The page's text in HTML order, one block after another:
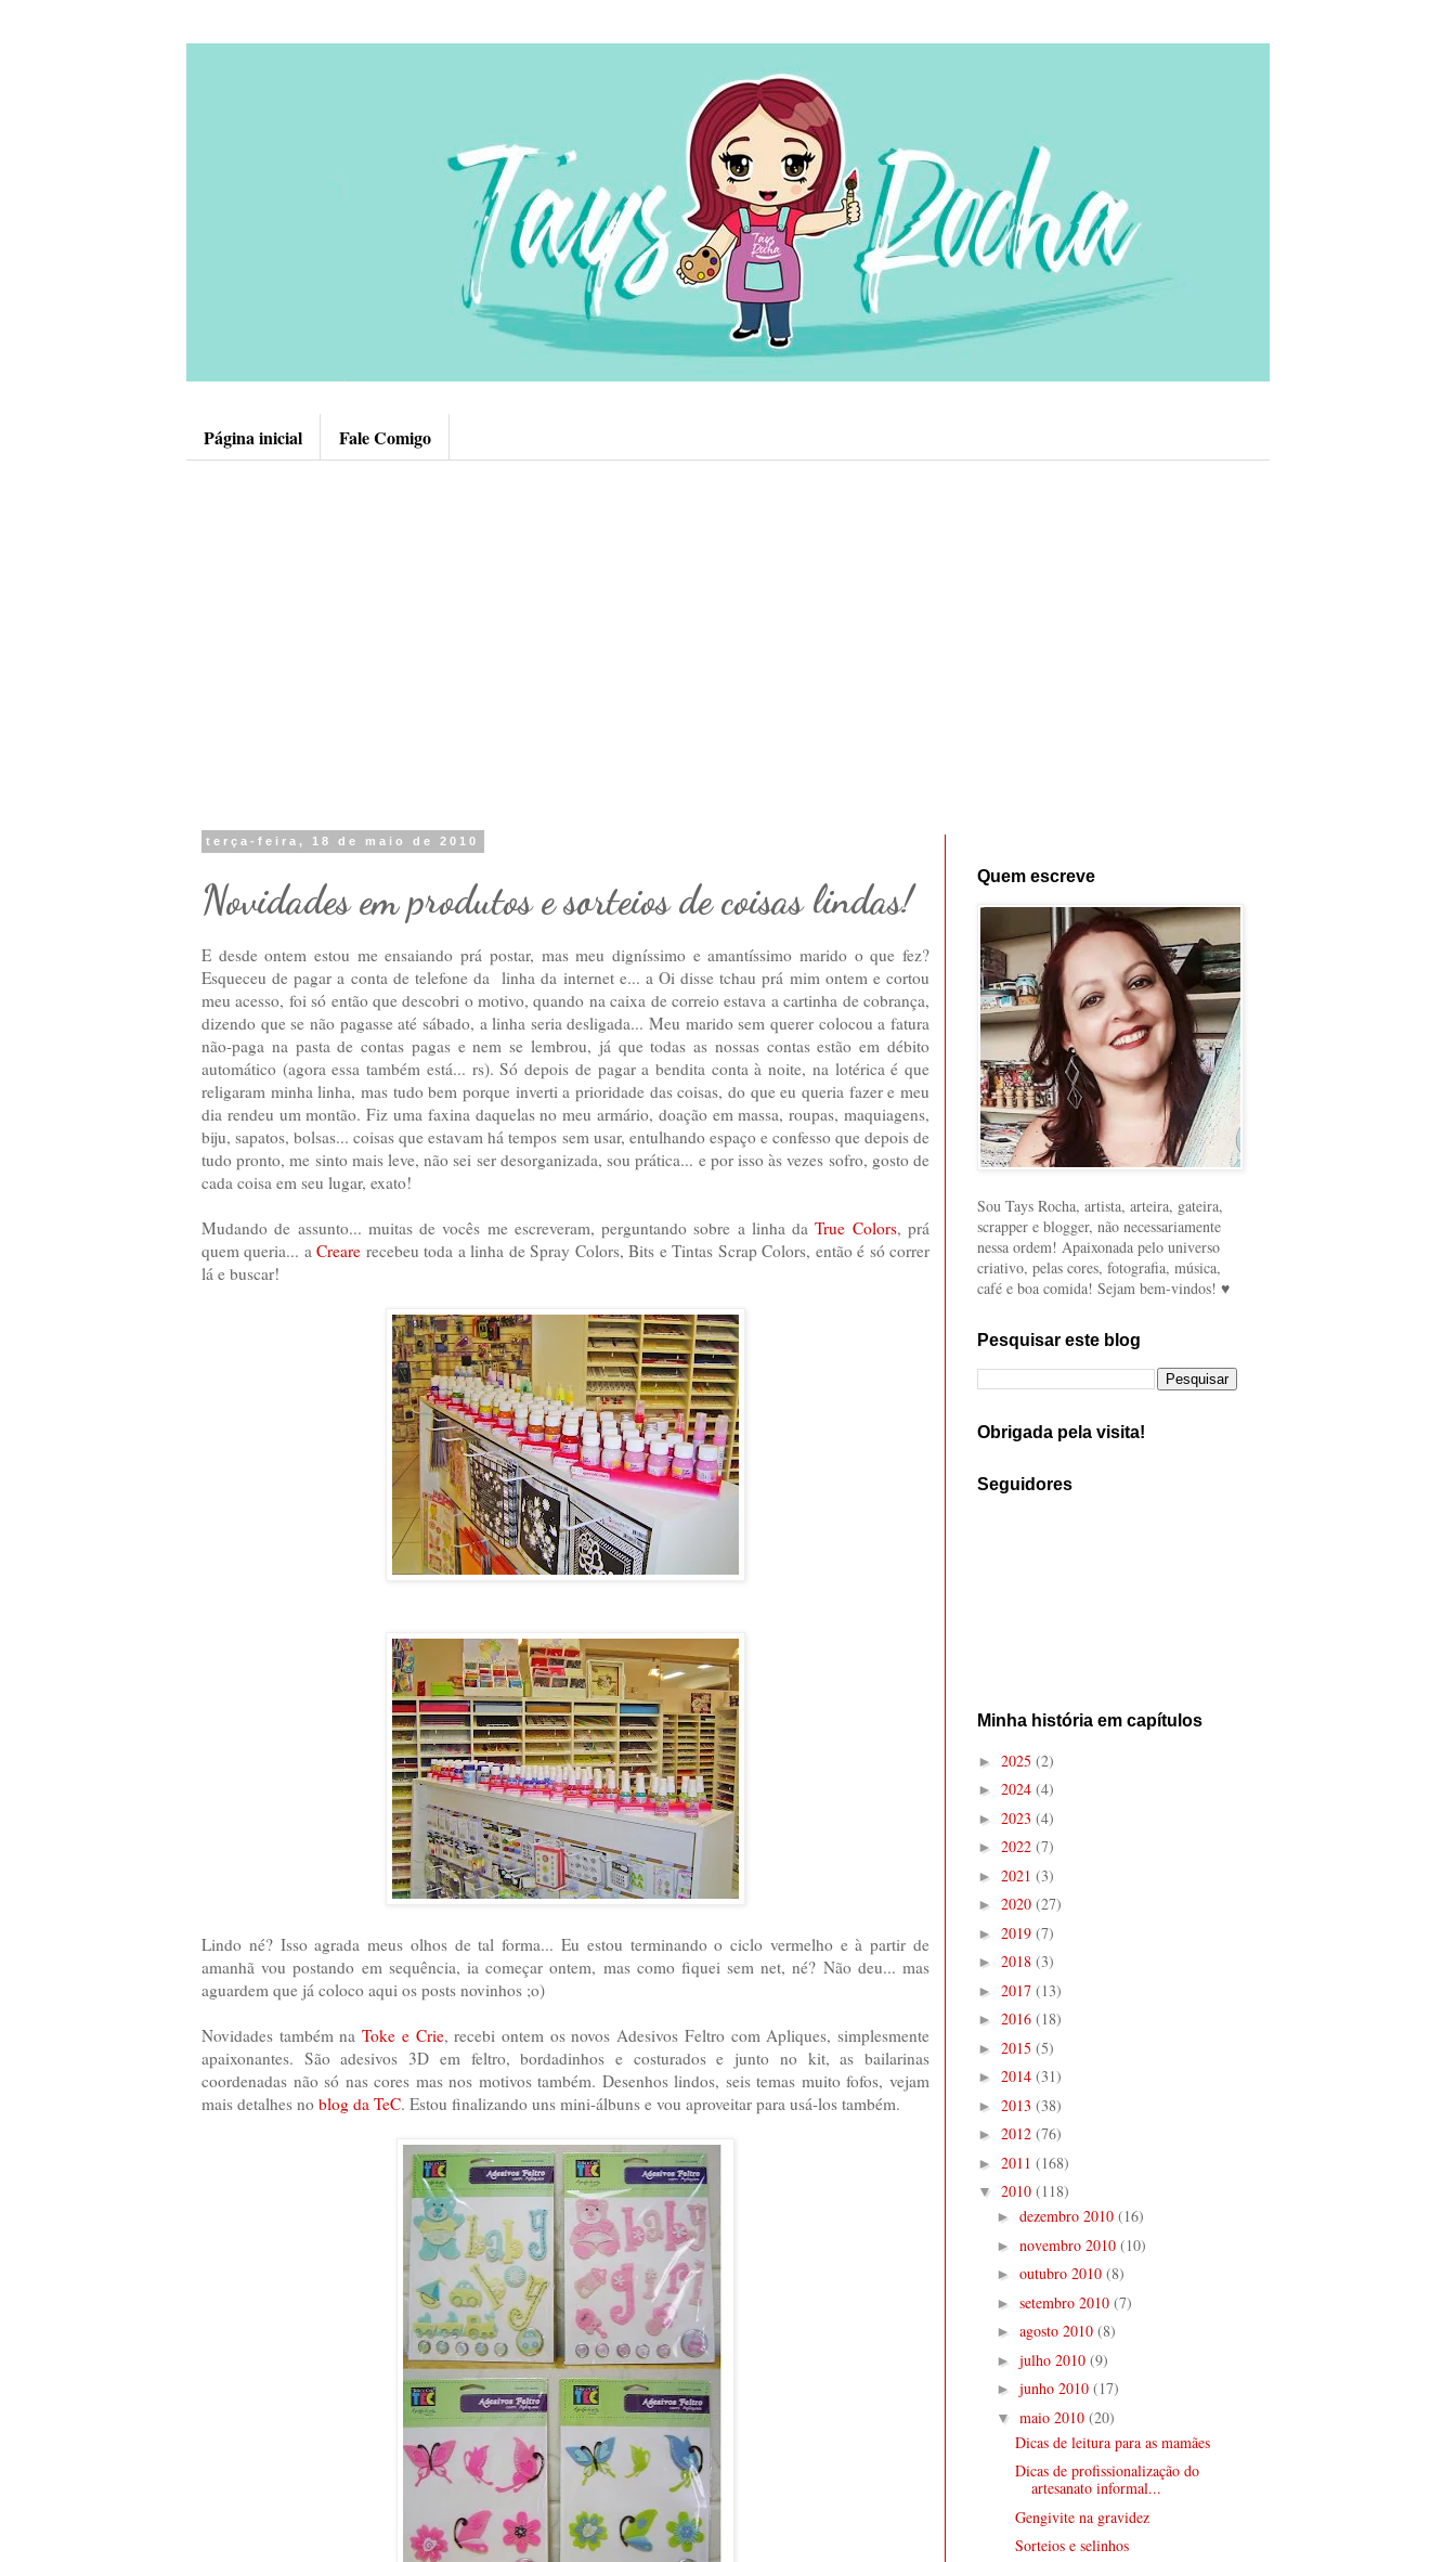
Página inicial Fale Comigo
terça-feira, 18 de maio de 2010
Novidades em produtos e sorteios de coisas lindas!
E desde ontem estou me ensaiando prá postar, mas meu digníssimo e amantíssimo marido o que fez?
Esqueceu de pagar a conta de telefone da linha da internet e... a Oi disse tchau prá mim ontem e cortou
meu acesso, foi só então que descobri o motivo, quando na caixa de correio estava a cartinha de cobrança,
dizendo que se não pagasse até sábado, a linha seria desligada... Meu marido sem querer colocou a fatura
não-paga na pasta de contas pagas e nem se lembrou, já que todas as nossas contas estão em débito
automático (agora essa também está... rs). Só depois de pagar a bendita conta à noite, na lotérica é que
religaram minha linha, mas tudo bem porque inverti a prioridade das coisas, do que eu queria fazer e meu
dia rendeu um montão. Fiz uma faxina daquelas no meu armário, doação em massa, roupas, maquiagens,
biju, sapatos, bolsas... coisas que estavam há tempos sem usar, entulhando espaço e confesso que depois de
tudo pronto, me sinto mais leve, não sei ser desorganizada, sou prática... e por isso às vezes sofro, gosto de
cada coisa em seu lugar, exato!
Mudando de assunto... muitas de vocês me escreveram, perguntando sobre a linha daTrue Colors, prá
quem queria... aCreare recebeu toda a linha de Spray Colors, Bits e Tintas Scrap Colors, então é só correr
lá e buscar!
Lindo né? Isso agrada meus olhos de tal forma... Eu estou terminando o ciclo vermelho e à partir de
amanhã vou postando em sequência, ia começar ontem, mas como fiquei sem net, né? Não deu... mas
aguardem que já coloco aqui os posts novinhos ;o)
Novidades também naToke e Crie, recebi ontem os novos Adesivos Feltro com Apliques, simplesmente
apaixonantes. São adesivos 3D em feltro, bordadinhos e costurados e junto no kit, as bailarinas
coordenadas não só nas cores mas nos motivos também. Desenhos lindos, seis temas muito fofos, vejam
mais detalhes no blog da TeC. Estou finalizando uns mini-álbuns e vou aproveitar para usá-los também.
Quem escreve
Sou Tays Rocha, artista, arteira, gateira,
scrapper e blogger, não necessariamente
nessa ordem! Apaixonada pelo universo
criativo, pelas cores, fotografia, música,
café e boa comida! Sejam bem-vindos! ♥
Pesquisar este blog
Obrigada pela visita!
Seguidores
Minha história em capítulos
► 2025 (2)
► 2024 (4)
► 2023 (4)
► 2022 (7)
► 2021 (3)
► 2020 (27)
► 2019 (7)
► 2018 (3)
► 2017 (13)
► 2016 (18)
► 2015 (5)
► 2014 (31)
► 2013 (38)
► 2012 (76)
► 2011 (168)
▼ 2010 (118)
► dezembro 2010 (16)
► novembro 2010 (10)
► outubro 2010 (8)
► setembro 2010 (7)
► agosto 2010 (8)
► julho 2010 (9)
► junho 2010 (17)
▼ maio 2010 (20)
Dicas de leitura para as mamães
Dicas de profissionalização do
artesanato informal...
Gengivite na gravidez
Sorteios e selinhos